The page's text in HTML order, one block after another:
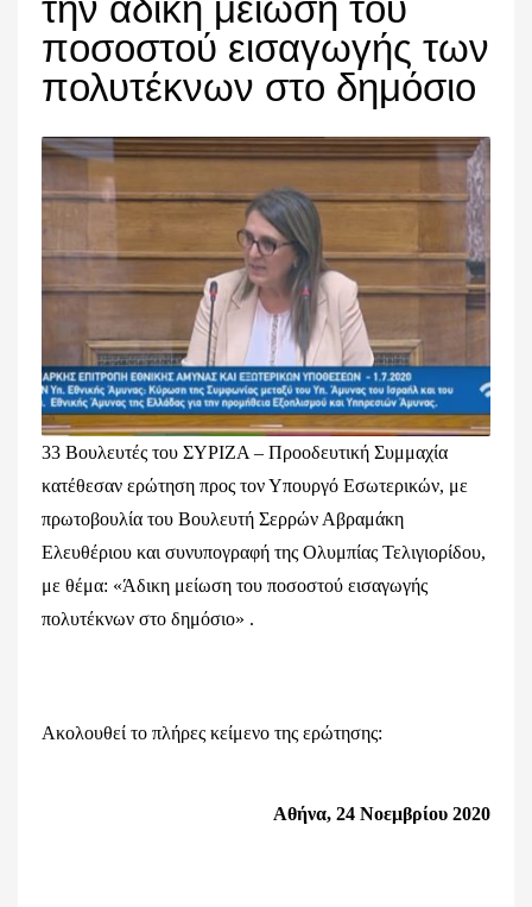
την άδικη μείωση του
ποσοστού εισαγωγής των
πολυτέκνων στο δημόσιο
33 Βουλευτές του ΣΥΡΙΖΑ – Προοδευτική Συμμαχία
κατέθεσαν ερώτηση προς τον Υπουργό Εσωτερικών, με
πρωτοβουλία του Βουλευτή Σερρών Αβραμάκη
Ελευθέριου και συνυπογραφή της Ολυμπίας Τελιγιορίδου,
με θέμα: «Άδικη μείωση του ποσοστού εισαγωγής
πολυτέκνων στο δημόσιο» .
Ακολουθεί το πλήρες κείμενο της ερώτησης:
Αθήνα, 24 Νοεμβρίου 2020